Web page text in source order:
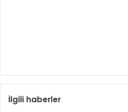
İlgili haberler